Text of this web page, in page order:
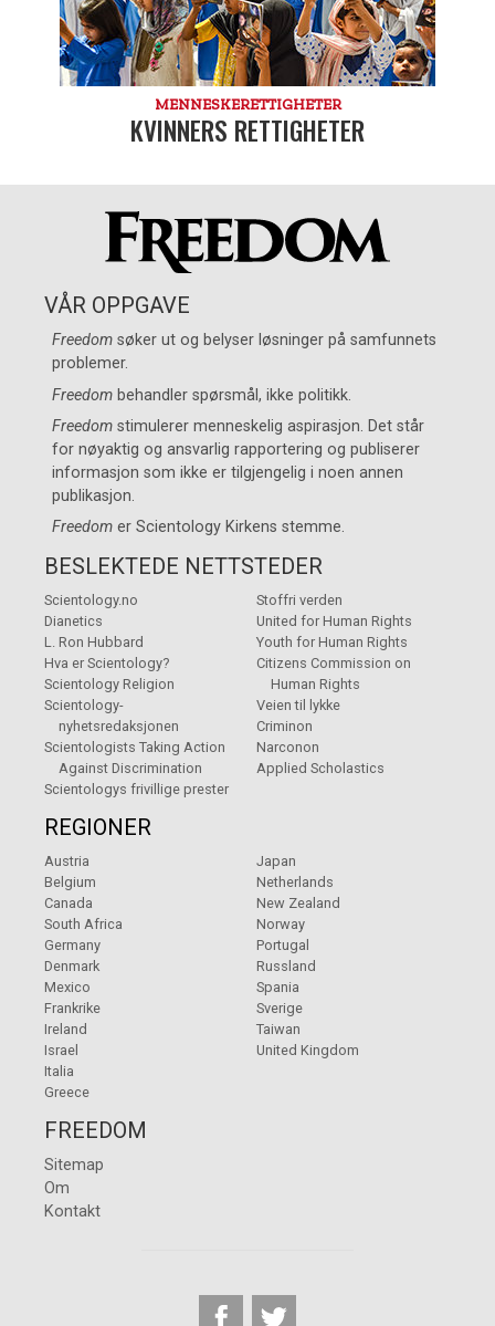
MENNESKE­RETTIGHETER
KVINNERS RETTIGHETER
VÅR OPPGAVE
Freedom søker ut og belyser løsninger på samfunnets
problemer.
Freedom behandler spørsmål, ikke politikk.
Freedom stimulerer menneskelig aspirasjon. Det står
for nøyaktig og ansvarlig rapportering og publiserer
informasjon som ikke er tilgjengelig i noen annen
publikasjon.
Freedom erScientology Kirkens stemme.
BESLEKTEDE NETTSTEDER
Scientology.no
Dianetics
L. Ron Hubbard
Hva er Scientology?
Scientology Religion
Scientology-
nyhetsredaksjonen
Scientologists Taking Action
Against Discrimination
Scientologys frivillige prester
Stoffri verden
United for Human Rights
Youth for Human Rights
Citizens Commission on
Human Rights
Veien til lykke
Criminon
Narconon
Applied Scholastics
REGIONER
Austria
Belgium
Canada
South Africa
Germany
Denmark
Mexico
Frankrike
Ireland
Israel
Italia
Greece
Japan
Netherlands
New Zealand
Norway
Portugal
Russland
Spania
Sverige
Taiwan
United Kingdom
FREEDOM
Sitemap
Om
Kontakt